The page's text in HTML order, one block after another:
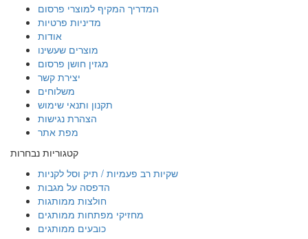
המדריך המקיף למוצרי פרסום
מדיניות פרטיות
אודות
מוצרים שעשינו
מגזין חושן פרסום
יצירת קשר
משלוחים
תקנון ותנאי שימוש
הצהרת נגישות
מפת אתר
קטגוריות נבחרות
שקיות רב פעמיות / תיק וסל לקניות
הדפסה על מגבות
חולצות ממותגות
מחזיקי מפתחות ממותגים
כובעים ממותגים